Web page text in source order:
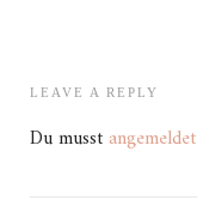
LEAVE A REPLY
Du musst angemeldet